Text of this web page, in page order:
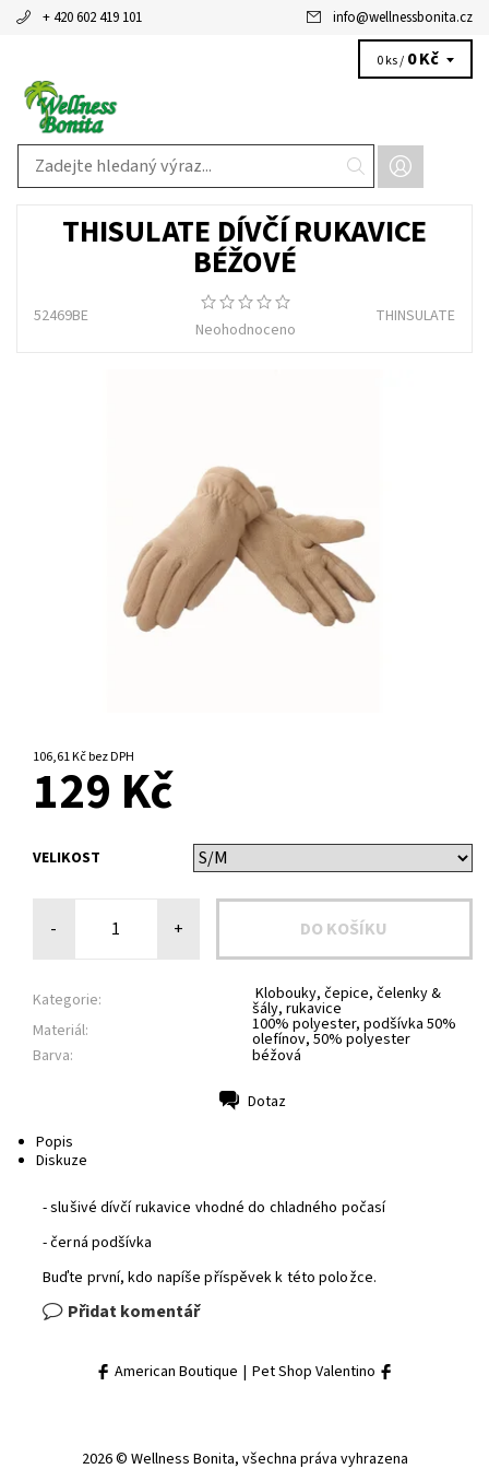
+ 420 602 419 101 info@wellnessbonita.cz
0 ks / 0 Kč
THISULATE DÍVČÍ RUKAVICE
BÉŽOVÉ
52469BE
Neohodnoceno
THINSULATE
106,61 Kč bez DPH
129 Kč
VELIKOST
- +
Kategorie: Klobouky, čepice, čelenky &
šály, rukavice
Materiál:
100% polyester, podšívka 50%
olefínov, 50% polyester
Barva: béžová
Dotaz
Popis
Diskuze
- slušivé dívčí rukavice vhodné do chladného počasí
- černá podšívka
Buďte první, kdo napíše příspěvek k této položce.
Přidat komentář
American Boutique | Pet Shop Valentino
2026 © Wellness Bonita, všechna práva vyhrazena